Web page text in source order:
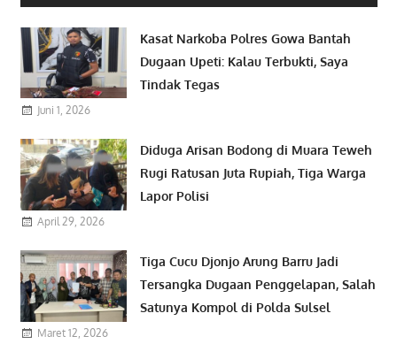
Kasat Narkoba Polres Gowa Bantah
Dugaan Upeti: Kalau Terbukti, Saya
Tindak Tegas
Juni 1, 2026
Diduga Arisan Bodong di Muara Teweh
Rugi Ratusan Juta Rupiah, Tiga Warga
Lapor Polisi
April 29, 2026
Tiga Cucu Djonjo Arung Barru Jadi
Tersangka Dugaan Penggelapan, Salah
Satunya Kompol di Polda Sulsel
Maret 12, 2026